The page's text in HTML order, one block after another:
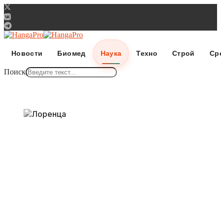
Новости Биомед Наука Техно Строй
Поиск